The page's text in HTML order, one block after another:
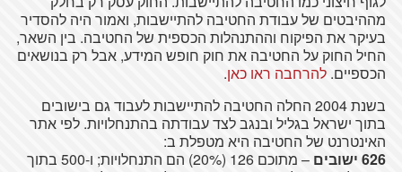
מההיבטים של עבודת החטיבה להתיישבות, ואמור היה להסדיר
בעיקר את הפיקוח וההתנהלות הכספית של החטיבה. בין השאר,
החיל החוק על החטיבה את חוק חופש המידע, אבל רק בנושאים
הכספיים. להרחבה ראו כאן.
בשנת 2004 החלה החטיבה להתיישבות לעבוד גם בישובים
בתוך ישראל בגליל ובנגב לצד עבודתה בהתנחלויות. לפי אתר
האינטרנט של החטיבה היא מטפלת ב:
626 ישובים
– מתוכם 126 (20%) הם התנחלויות; ו-500 בתוך